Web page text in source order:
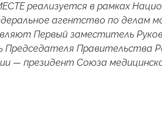
реализуется в рамках
агентство по делам
Первый заместитель
Председателя Правительства
— президент Союза